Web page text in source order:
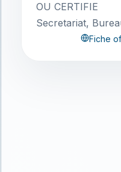
OU CERTIFIE
Secretariat,
Fiche